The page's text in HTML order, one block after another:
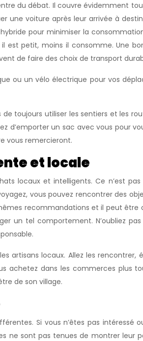
du débat. Il couvre évidemment
une voiture après leur arrivée à
pour minimiser la
est petit, moins il consomme. Une
de faire des choix de transport
ou un vélo électrique pour vos
toujours utiliser les sentiers et les
d’emporter un sac avec vous pour
vous remercieront.
et locale
locaux et intelligents. Ce n’est
vous pouvez rencontrer des
recommandations et il peut
un tel comportement. N’oubliez
artisans locaux. Allez les
achetez dans les commerces plus
de son village.
Si vous n’êtes pas
ne sont pas tenues de montrer leur